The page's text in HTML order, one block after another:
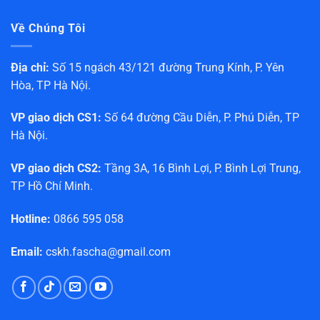
Về Chúng Tôi
Địa chỉ: Số 15 ngách 43/121 đường Trung Kính, P. Yên
Hòa, TP Hà Nội.
VP giao dịch CS1: Số 64 đường Cầu Diễn, P. Phú Diễn, TP
Hà Nội.
VP giao dịch CS2: Tầng 3A, 16 Bình Lợi, P. Bình Lợi Trung,
TP Hồ Chí Minh.
Hotline: 0866 595 058
Email: cskh.fascha@gmail.com